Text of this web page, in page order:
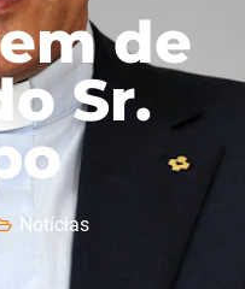
de
Sr.
Notícias